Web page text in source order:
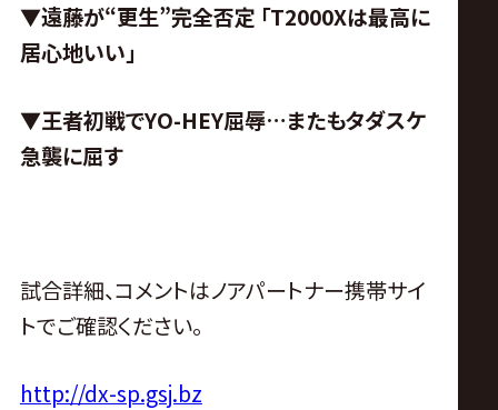
▼遠藤が“更生”完全否定 「T2000Xは最高に
居心地いい」
▼王者初戦でYO-HEY屈辱…またもタダスケ
急襲に屈す
試合詳細、コメントはノアパートナー携帯サイ
トでご確認ください。
http://dx-sp.gsj.bz